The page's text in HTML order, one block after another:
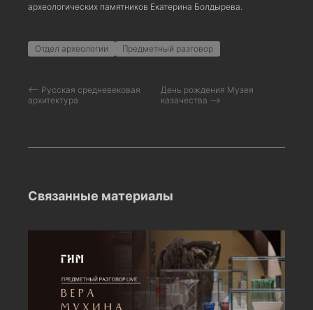
археологических памятников Екатерина Болдырева.
Отдел археологии Предметный разговор
⟵ Русская средневековая
архитектура
День рождения Музея
казачества ⟶
Связанные материалы